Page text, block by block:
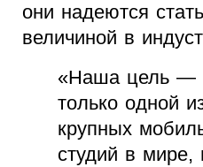
они надеются
величиной в
«Наша цель —
только одной
крупных
студий в